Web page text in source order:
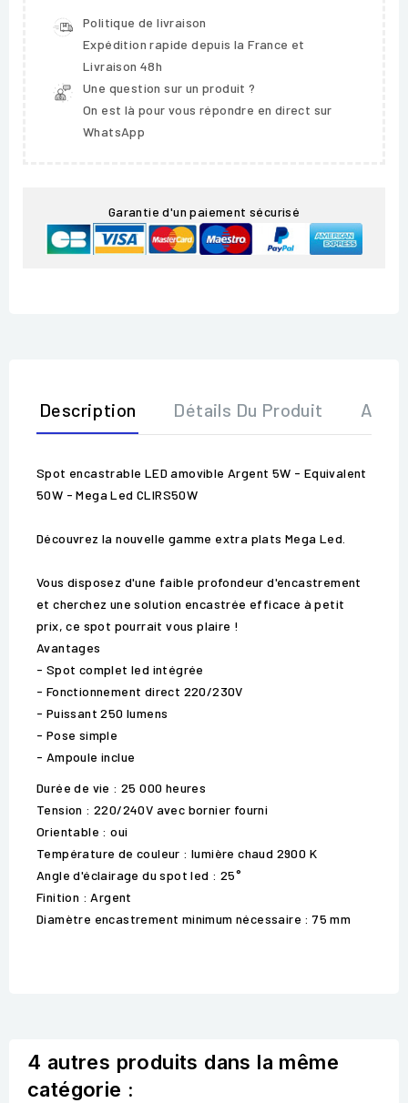
Politique de livraison
Expédition rapide depuis la France et
Livraison 48h
Une question sur un produit ?
On est là pour vous répondre en direct sur
WhatsApp
Garantie d'un paiement sécurisé
Description Détails Du Produit Avis
Spot encastrable LED amovible Argent 5W - Equivalent
50W - Mega Led CLIRS50W
Découvrez la nouvelle gamme extra plats Mega Led.
Vous disposez d'une faible profondeur d'encastrement
et cherchez une solution encastrée efficace à petit
prix, ce spot pourrait vous plaire !
Avantages
- Spot complet led intégrée
- Fonctionnement direct 220/230V
- Puissant 250 lumens
- Pose simple
- Ampoule inclue
Durée de vie : 25 000 heures
Tension : 220/240V avec bornier fourni
Orientable : oui
Température de couleur : lumière chaud 2900 K
Angle d'éclairage du spot led : 25°
Finition : Argent
Diamètre encastrement minimum nécessaire : 75 mm
4 autres produits dans la même
catégorie :